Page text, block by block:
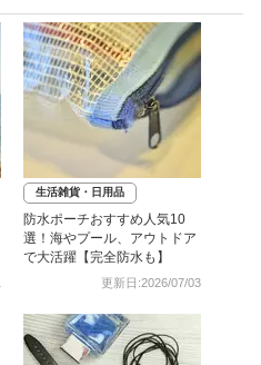
生活雑貨・日用品
防水ポーチおすすめ人気10
選！海やプール、アウトドア
で大活躍【完全防水も】
更新日:2026/07/03